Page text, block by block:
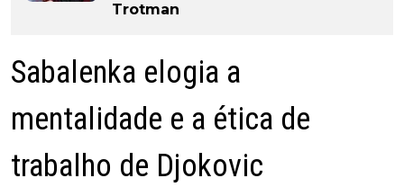
Trotman
Sabalenka elogia a
mentalidade e a ética de
trabalho de Djokovic